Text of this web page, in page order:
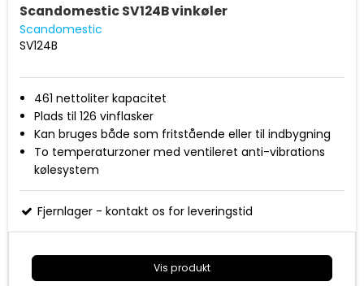
Scandomestic SV124B vinkøler
Scandomestic
SV124B
461 nettoliter kapacitet
Plads til 126 vinflasker
Kan bruges både som fritstående eller til indbygning
To temperaturzoner med ventileret anti-vibrations
kølesystem
Digital styring og display
Temperatur område 5-18 grader
7 + 1/2 udtrækshylderi bøgetræ
eksklusiv rammeløs glasdør
To indvendige horisontal LED lys
Fjernlager - kontakt os for leveringstid
Vis produkt